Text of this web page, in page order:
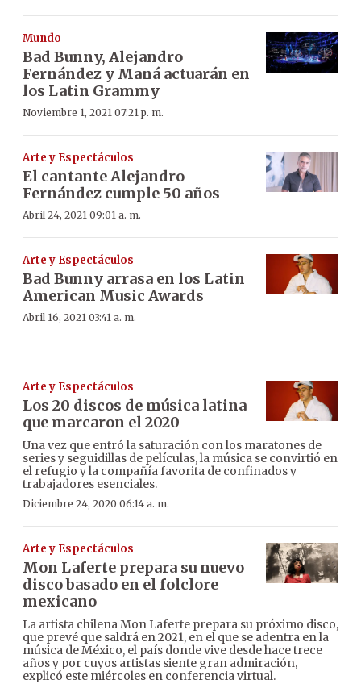
Mundo
Bad Bunny, Alejandro
Fernández y Maná actuarán en
los Latin Grammy
Noviembre 1, 2021 07:21 p. m.
Arte y Espectáculos
El cantante Alejandro
Fernández cumple 50 años
Abril 24, 2021 09:01 a. m.
Arte y Espectáculos
Bad Bunny arrasa en los Latin
American Music Awards
Abril 16, 2021 03:41 a. m.
Arte y Espectáculos
Los 20 discos de música latina
que marcaron el 2020
Una vez que entró la saturación con los maratones de
series y seguidillas de películas, la música se convirtió en
el refugio y la compañía favorita de confinados y
trabajadores esenciales.
Diciembre 24, 2020 06:14 a. m.
Arte y Espectáculos
Mon Laferte prepara su nuevo
disco basado en el folclore
mexicano
La artista chilena Mon Laferte prepara su próximo disco,
que prevé que saldrá en 2021, en el que se adentra en la
música de México, el país donde vive desde hace trece
años y por cuyos artistas siente gran admiración,
explicó este miércoles en conferencia virtual.